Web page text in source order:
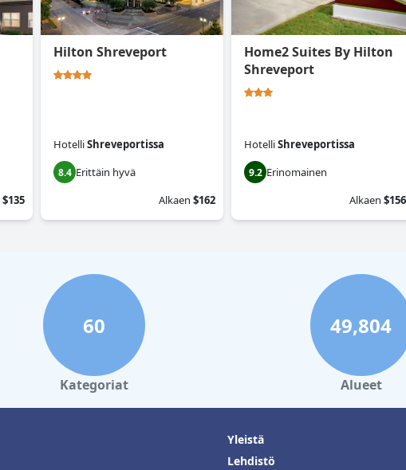
$135
Hilton Shreveport
HotelliShreveportissa
8.4 Erittäin hyvä
Alkaen $162
Home2 Suites By Hilton
Shreveport
HotelliShreveportissa
9.2 Erinomainen
Alkaen $156
60
Kategoriat
49,804
Alueet
Yleistä
Lehdistö